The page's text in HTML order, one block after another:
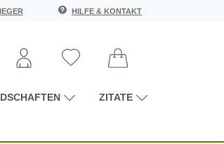
HILFE & KONTAKT
ZITATE